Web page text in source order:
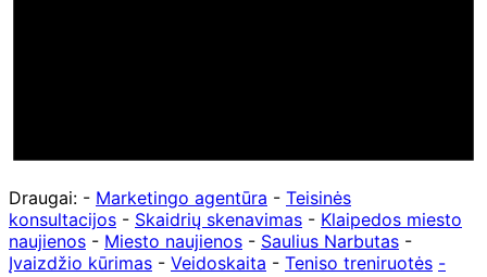
Draugai: - Marketingo agentūra - Teisinės
konsultacijos - Skaidrių skenavimas - Klaipedos miesto
naujienos - Miesto naujienos - Saulius Narbutas -
Įvaizdžio kūrimas - Veidoskaita - Teniso treniruotės -